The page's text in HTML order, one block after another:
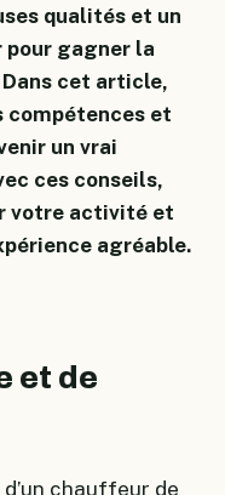
qualités et un
pour gagner la
cet article,
compétences et
un vrai
ces conseils,
votre activité et
agréable.
et de
chauffeur de